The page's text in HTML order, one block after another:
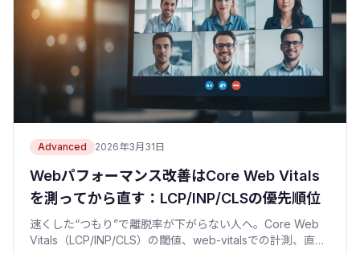
Advanced 2026年3月31日
Webパフォーマンス改善はCore Web Vitals
を測ってから直す：LCP/INP/CLSの優先順位
速くした“つもり”で離脱率が下がらない人へ。Core Web
Vitals（LCP/INP/CLS）の閾値、web-vitalsでの計測、直す